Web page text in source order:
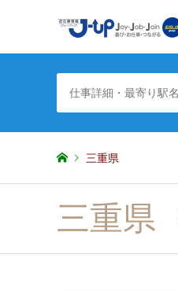
三重県
三重県